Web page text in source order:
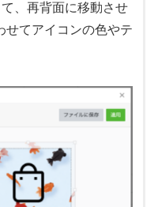
、再背面に移動させ
せてアイコンの色やテ